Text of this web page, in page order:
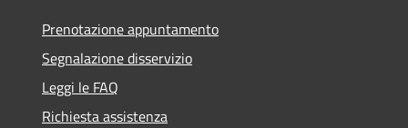
Prenotazione appuntamento
Segnalazione disservizio
Leggi le FAQ
Richiesta assistenza